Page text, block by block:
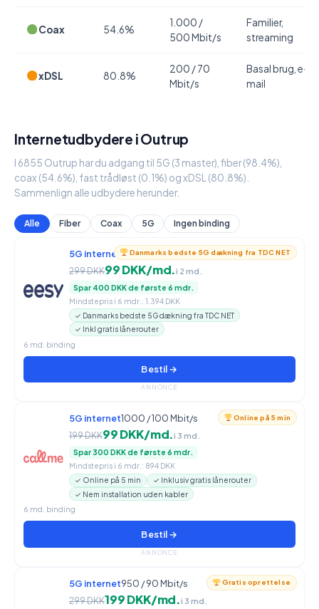
Coax 54.6%
1.000 /
500 Mbit/s
Familier,
streaming
xDSL 80.8%
200 / 70
Mbit/s
Basal brug, e-
mail
Internetudbydere i Outrup
I 6855 Outrup har du adgang til 5G (3 master), fiber (98.4%),
coax (54.6%), fast trådløst (0.1%) og xDSL (80.8%).
Sammenlign alle udbydere herunder.
Alle Fiber Coax 5G Ingen binding
Danmarks bedste 5G dækning fra TDC NET
5G internet950 / 90 Mbit/s
299 DKK99 DKK/md.i 2 md.
Spar 400 DKK de første 6 mdr.
Mindstepris i 6 mdr.: 1.394 DKK
✓ Danmarks bedste 5G dækning fra TDC NET
✓ Inkl gratis lånerouter
6 md. binding
Bestil →
ANNONCE
Online på 5 min
5G internet1000 / 100 Mbit/s
199 DKK99 DKK/md.i 3 md.
Spar 300 DKK de første 6 mdr.
Mindstepris i 6 mdr.: 894 DKK
✓ Online på 5 min
✓ Inklusiv gratis lånerouter
✓ Nem installation uden kabler
6 md. binding
Bestil →
ANNONCE
Gratis oprettelse
5G internet950 / 90 Mbit/s
299 DKK199 DKK/md.i 3 md.